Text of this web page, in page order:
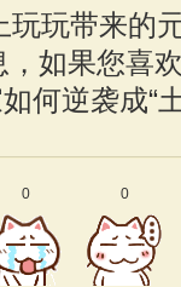
玩带来的
，如果您喜
何逆袭成“
0 0